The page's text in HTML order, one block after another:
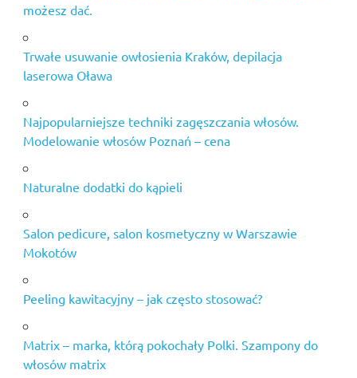
możesz dać.
Trwałe usuwanie owłosienia Kraków, depilacja
laserowa Oława
Najpopularniejsze techniki zagęszczania włosów.
Modelowanie włosów Poznań – cena
Naturalne dodatki do kąpieli
Salon pedicure, salon kosmetyczny w Warszawie
Mokotów
Peeling kawitacyjny – jak często stosować?
Matrix – marka, którą pokochały Polki. Szampony do
włosów matrix